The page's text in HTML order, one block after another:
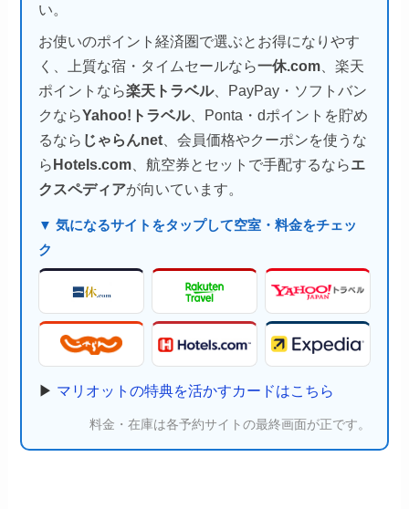
い。
お使いのポイント経済圏で選ぶとお得になりやす
く、上質な宿・タイムセールなら一休.com 、楽天
ポイントなら楽天トラベル、PayPay・ソフトバン
クならYahoo!トラベル、Ponta・dポイントを貯め
るなら じゃらんnet 、会員価格やクーポンを使うな
らHotels.com 、航空券とセットで手配するならエ
クスペディアが向いています。
▼ 気になるサイトをタップして空室・料金をチェッ
ク
▶ マリオットの特典を活かすカードはこちら
料金・在庫は各予約サイトの最終画面が正です。